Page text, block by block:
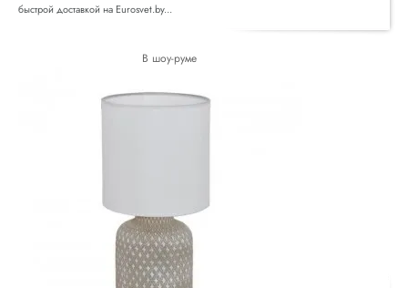
быстрой доставкой на Eurosvet.by...
В шоу-руме